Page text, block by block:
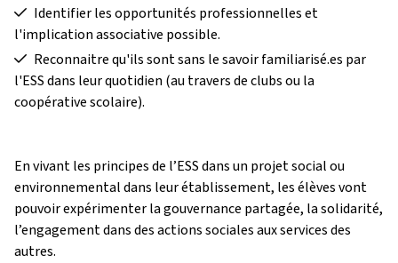
Identifier les opportunités professionnelles et
l'implication associative possible.
Reconnaitre qu'ils sont sans le savoir familiarisé.es par
l'ESS dans leur quotidien (au travers de clubs ou la
coopérative scolaire).
En vivant les principes de l’ESS dans un projet social ou
environnemental dans leur établissement, les élèves vont
pouvoir expérimenter la gouvernance partagée, la solidarité,
l’engagement dans des actions sociales aux services des
autres.